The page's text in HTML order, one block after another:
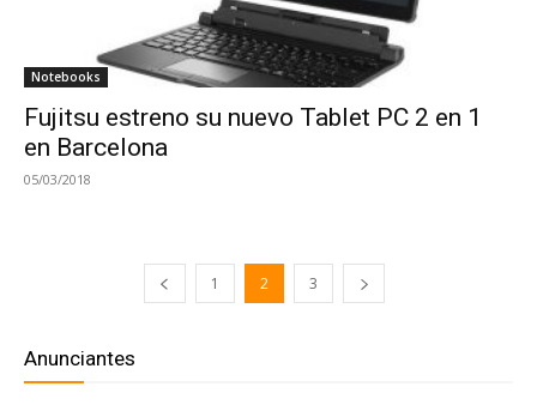
Notebooks
Fujitsu estreno su nuevo Tablet PC 2 en 1
en Barcelona
05/03/2018
1 2 3
Anunciantes